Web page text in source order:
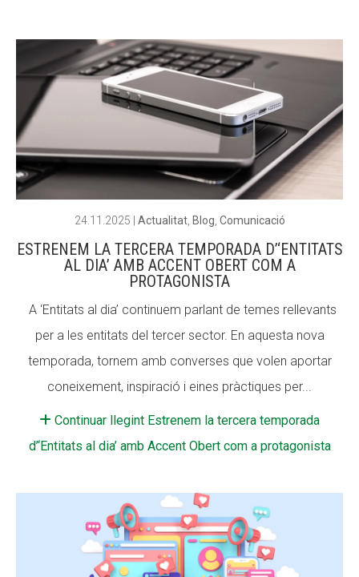
24.11.2025 Actualitat, Blog Comunicació
ESTRENEM LA TERCERA TEMPORADA D’‘ENTITATS
AL DIA’ AMB ACCENT OBERT COM A
PROTAGONISTA
A ‘Entitats al dia’ continuem parlant de temes rellevants
per a les entitats del tercer sector. En aquesta nova
temporada, tornem amb converses que volen aportar
coneixement, inspiració i eines pràctiques per...
Continuar llegint Estrenem la tercera temporada
d’‘Entitats al dia’ amb Accent Obert com a protagonista